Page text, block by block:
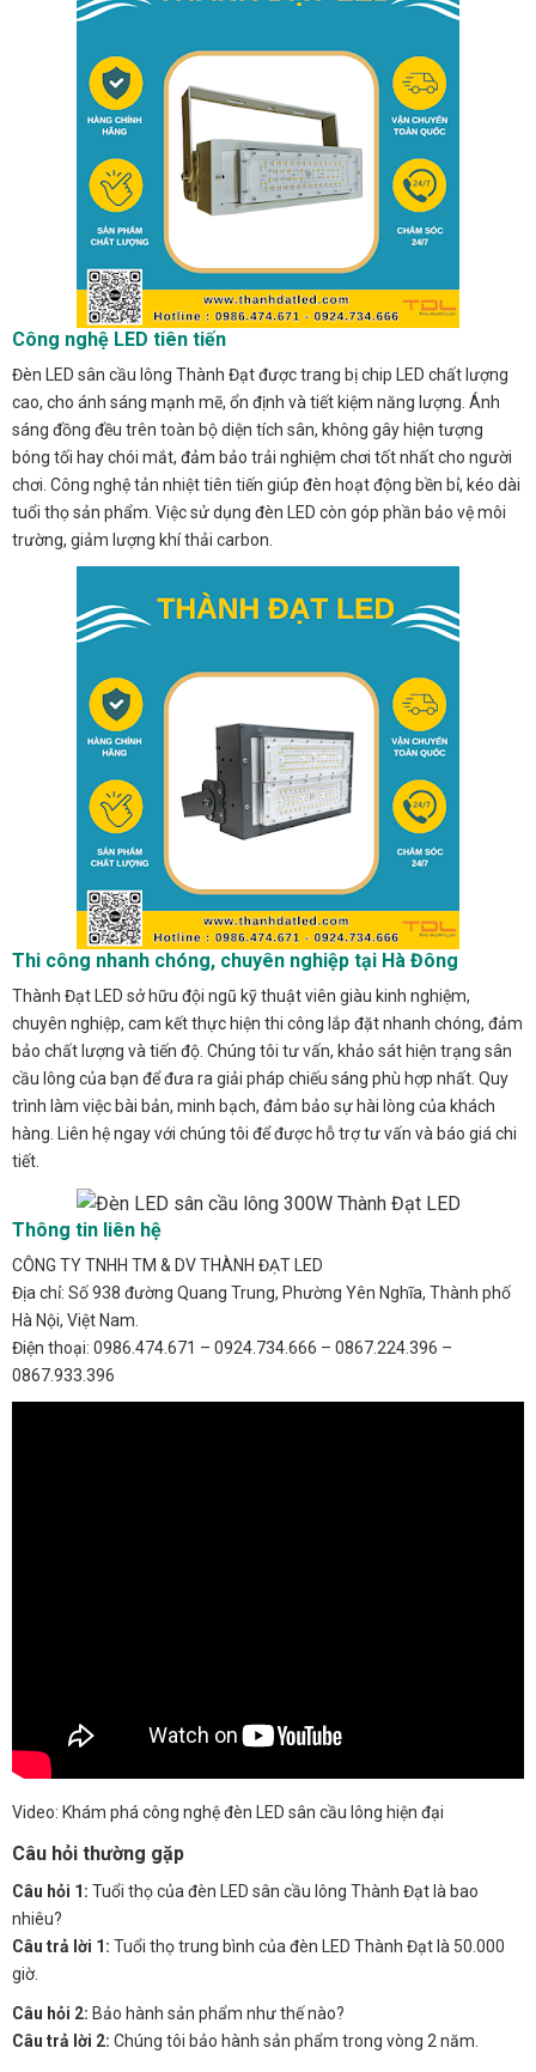
Công nghệ LED tiên tiến
Đèn LED sân cầu lông Thành Đạt được trang bị chip LED chất lượng
cao, cho ánh sáng mạnh mẽ, ổn định và tiết kiệm năng lượng. Ánh
sáng đồng đều trên toàn bộ diện tích sân, không gây hiện tượng
bóng tối hay chói mắt, đảm bảo trải nghiệm chơi tốt nhất cho người
chơi. Công nghệ tản nhiệt tiên tiến giúp đèn hoạt động bền bỉ, kéo dài
tuổi thọ sản phẩm. Việc sử dụng đèn LED còn góp phần bảo vệ môi
trường, giảm lượng khí thải carbon.
Thi công nhanh chóng, chuyên nghiệp tại Hà Đông
Thành Đạt LED sở hữu đội ngũ kỹ thuật viên giàu kinh nghiệm,
chuyên nghiệp, cam kết thực hiện thi công lắp đặt nhanh chóng, đảm
bảo chất lượng và tiến độ. Chúng tôi tư vấn, khảo sát hiện trạng sân
cầu lông của bạn để đưa ra giải pháp chiếu sáng phù hợp nhất. Quy
trình làm việc bài bản, minh bạch, đảm bảo sự hài lòng của khách
hàng. Liên hệ ngay với chúng tôi để được hỗ trợ tư vấn và báo giá chi
tiết.
Thông tin liên hệ
CÔNG TY TNHH TM & DV THÀNH ĐẠT LED
Địa chỉ: Số 938 đường Quang Trung, Phường Yên Nghĩa, Thành phố
Hà Nội, Việt Nam.
Điện thoại: 0986.474.671 – 0924.734.666 – 0867.224.396 –
0867.933.396
Video: Khám phá công nghệ đèn LED sân cầu lông hiện đại
Câu hỏi thường gặp
Câu hỏi 1: Tuổi thọ của đèn LED sân cầu lông Thành Đạt là bao
nhiêu?
Câu trả lời 1: Tuổi thọ trung bình của đèn LED Thành Đạt là 50.000
giờ.
Câu hỏi 2: Bảo hành sản phẩm như thế nào?
Câu trả lời 2: Chúng tôi bảo hành sản phẩm trong vòng 2 năm.